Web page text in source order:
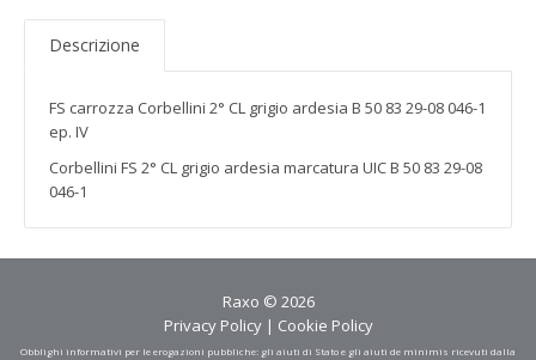
Descrizione
FS carrozza Corbellini 2° CL grigio ardesia B 50 83 29-08 046-1
ep. IV
Corbellini FS 2° CL grigio ardesia marcatura UIC B 50 83 29-08
046-1
Raxo © 2026
Privacy Policy| Cookie Policy
Obblighi informativi per le erogazioni pubbliche: gli aiuti di Stato e gli aiuti de minimis ricevuti dalla